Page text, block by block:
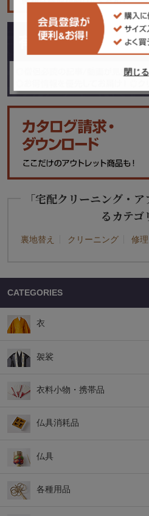
「宅配クリーニング・
るカテゴ
裏地替え クリーニング 修理
CATEGORIES
衣
袈裟
衣料小物・携帯品
仏具消耗品
仏具
各種用品
閉じる